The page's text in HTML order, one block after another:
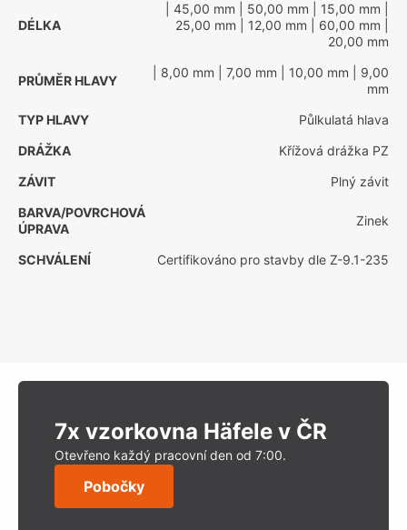
DÉLKA
| 45,00 mm | 50,00 mm | 15,00 mm
25,00 mm | 12,00 mm | 60,00 mm
20,00 mm
PRŮMĚR HLAVY
| 8,00 mm | 7,00 mm | 10,00 mm | 9,00
mm
TYP HLAVY
Půlkulatá hlava
DRÁŽKA
Křížová drážka PZ
ZÁVIT
Plný závit
BARVA/POVRCHOVÁ
ÚPRAVA
Zinek
SCHVÁLENÍ Certifikováno pro stavby dle Z-9.1-235
7x vzorkovna Häfele v ČR
Otevřeno každý pracovní den od 7:00.
Pobočky